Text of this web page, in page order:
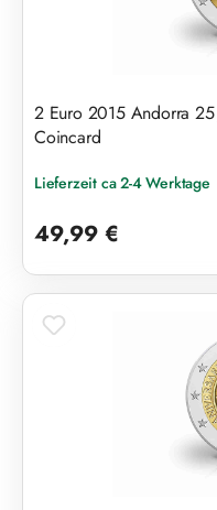
2 Euro 2015 Andorra
Coincard
Lieferzeit ca 2-4 Werktage
49,99 €